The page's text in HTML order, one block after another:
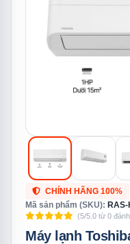
CHÍNH HÃNG 100%
Mã sản phẩm (SKU):
(5/5.0 từ 0
Máy lạnh